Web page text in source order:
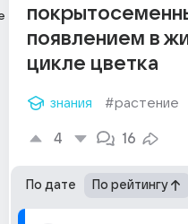
появлением в
цикле цветка
знания #растение
4 16
По дате По рейтингу